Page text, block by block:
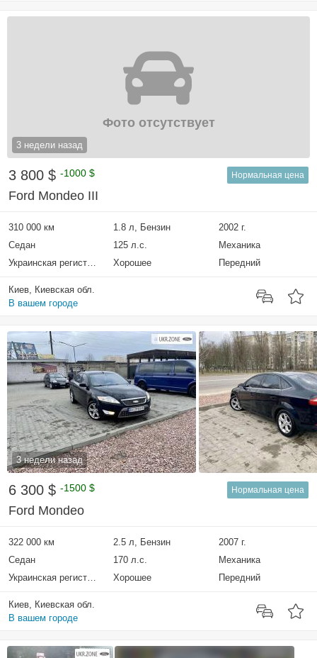
3 недели назад
Фото отсутствует
3 800 $ -1000 $ Нормальная цена
Ford Mondeo III
310 000 км 1.8 л, Бензин
2002 г.
Седан
125 л.с.
Механика
Украинская регистрация
Хорошее Передний
Киев, Киевская обл.
В вашем городе
3 недели назад
6 300 $ -1500 $ Нормальная цена
Ford Mondeo
322 000 км 2.5 л, Бензин
2007 г.
Седан
170 л.с.
Механика
Украинская регистрация
Хорошее Передний
Киев, Киевская обл.
В вашем городе